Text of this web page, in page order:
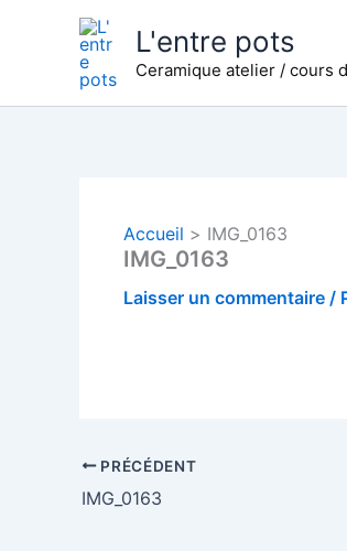
L'entre pots
Ceramique atelier / cours
Accueil IMG_0163
IMG_0163
Laisser un commentaire /
PRÉCÉDENT
IMG_0163